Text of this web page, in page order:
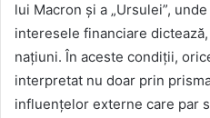
lui Macron și a „Ursulei”,
interesele financiare
națiuni. În aceste condiții,
interpretat nu doar prin
influențelor externe care par